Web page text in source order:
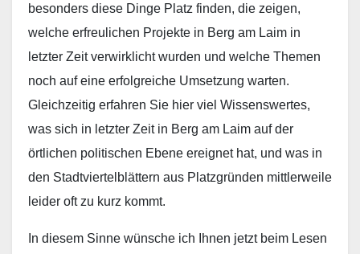
besonders diese Dinge Platz finden, die zeigen,
welche erfreulichen Projekte in Berg am Laim in
letzter Zeit verwirklicht wurden und welche Themen
noch auf eine erfolgreiche Umsetzung warten.
Gleichzeitig erfahren Sie hier viel Wissenswertes,
was sich in letzter Zeit in Berg am Laim auf der
örtlichen politischen Ebene ereignet hat, und was in
den Stadtviertelblättern aus Platzgründen mittlerweile
leider oft zu kurz kommt.
In diesem Sinne wünsche ich Ihnen jetzt beim Lesen